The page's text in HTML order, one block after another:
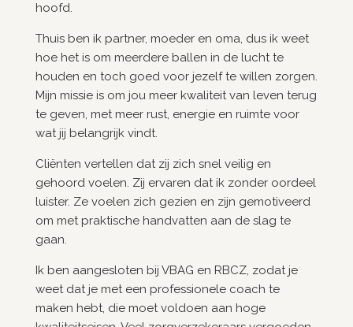
hoofd.
Thuis ben ik partner, moeder en oma, dus ik weet
hoe het is om meerdere ballen in de lucht te
houden en toch goed voor jezelf te willen zorgen.
Mijn missie is om jou meer kwaliteit van leven terug
te geven, met meer rust, energie en ruimte voor
wat jij belangrijk vindt.
Cliënten vertellen dat zij zich snel veilig en
gehoord voelen. Zij ervaren dat ik zonder oordeel
luister. Ze voelen zich gezien en zijn gemotiveerd
om met praktische handvatten aan de slag te
gaan.
Ik ben aangesloten bij VBAG en RBCZ, zodat je
weet dat je met een professionele coach te
maken hebt, die moet voldoen aan hoge